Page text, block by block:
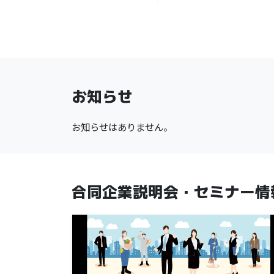
お知らせ
お知らせはありません。
合同企業説明会・ セミナー